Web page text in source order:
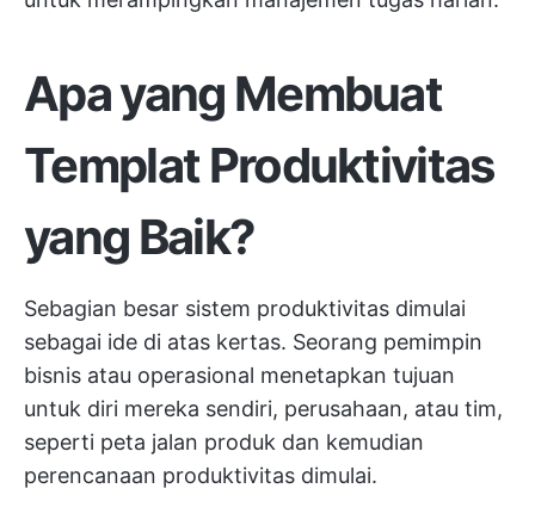
Apa yang Membuat
Templat Produktivitas
yang Baik?
Sebagian besar sistem produktivitas dimulai
sebagai ide di atas kertas. Seorang pemimpin
bisnis atau operasional menetapkan tujuan
untuk diri mereka sendiri, perusahaan, atau tim,
seperti peta jalan produk dan kemudian
perencanaan produktivitas dimulai.